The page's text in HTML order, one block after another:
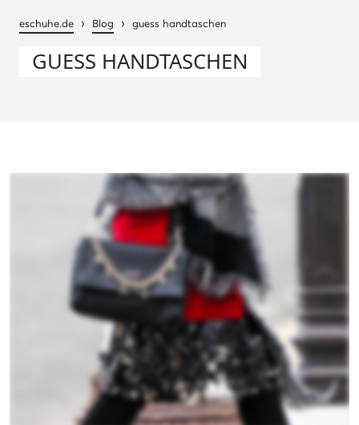
eschuhe.de › Blog › guess handtaschen
GUESS HANDTASCHEN